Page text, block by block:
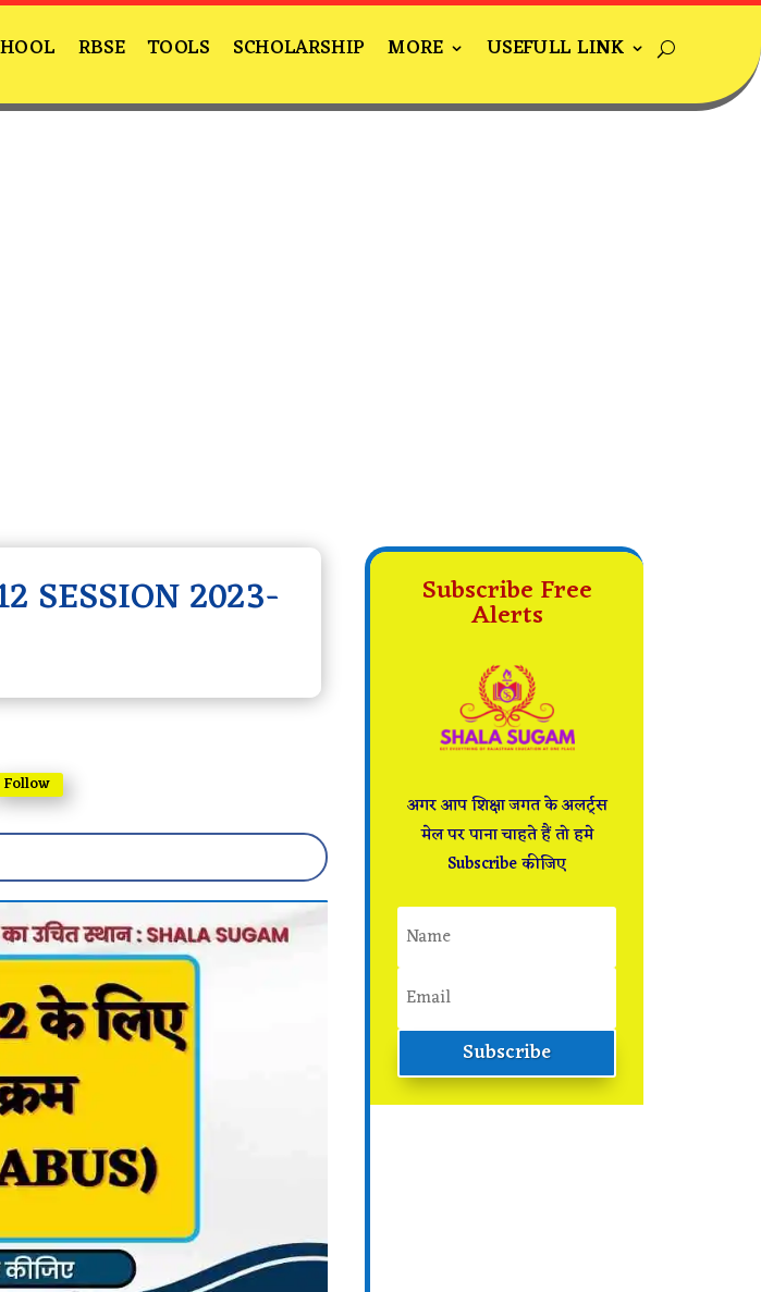
RBSE TOOLS SCHOLARSHIP MORE USEFULL LINK
SESSION 2023-
Follow
Subscribe Free
Alerts
अगर आप शिक्षा जगत के अलर्ट्स
मेल पर पाना चाहते हैं तो हमे
Subscribe कीजिए
Subscribe